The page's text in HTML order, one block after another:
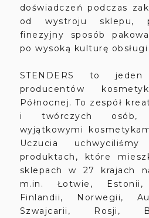
doświadczeń podczas
od wystroju sklepu,
finezyjny sposób
po wysoką kulturę
STENDERS to
producentów
Północnej. To zespół
i twórczych osób,
wyjątkowymi
Uczucia
produktach, które
sklepach w 27 krajach
m.in. Łotwie,
Finlandii, Norwegii,
Szwajcarii, Rosji,